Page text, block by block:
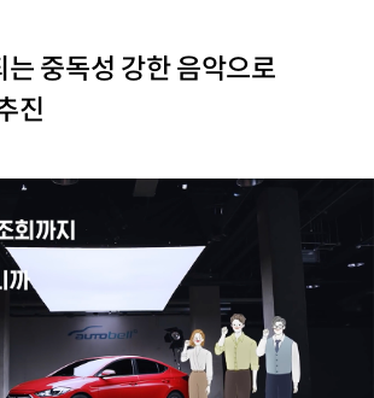
중독성 강한 음악으로
진